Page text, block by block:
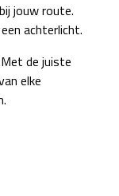
jouw route.
achterlicht.
de juiste
elke